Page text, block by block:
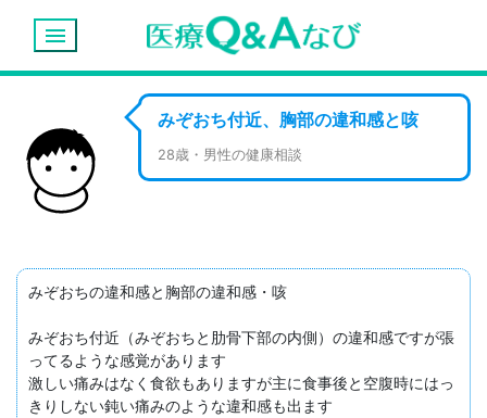
menu
みぞおち付近、胸部の違和感と咳
28歳・男性の健康相談
みぞおちの違和感と胸部の違和感・咳
みぞおち付近（みぞおちと肋骨下部の内側）の違和感ですが張
ってるような感覚があります
激しい痛みはなく食欲もありますが主に食事後と空腹時にはっ
きりしない鈍い痛みのような違和感も出ます